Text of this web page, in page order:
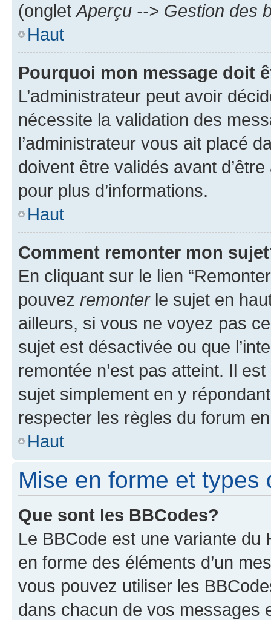
(ongletAperçu --> Gestion des
Haut
Pourquoi mon message doit
L’administrateur peut avoir
nécessite la validation des
l’administrateur vous ait placé
doivent être validés avant
pour plus d’informations.
Haut
Comment remonter mon
En cliquant sur le lien
pouvez remonterle sujet en
ailleurs, si vous ne voyez pas
sujet est désactivée ou que
remontée n’est pas atteint. Il
sujet simplement en y
respecter les règles du forum
Haut
Mise en forme et types
Que sont les BBCodes?
Le BBCode est une variante du
en forme des éléments d’un
vous pouvez utiliser les
dans chacun de vos messages